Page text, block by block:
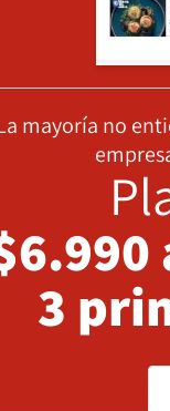
mayoría no
3